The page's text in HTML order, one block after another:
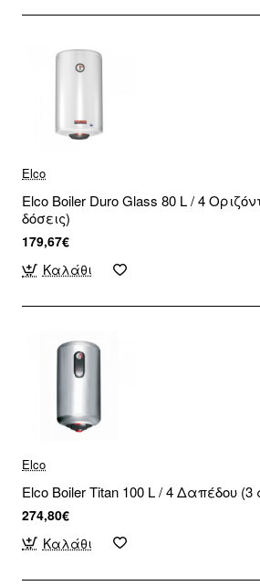
Elco
Elco Boiler Duro Glass 80 L / 4
δόσεις)
179,67€
Καλάθι
Elco
Elco Boiler Titan 100 L / 4 Δαπέδου (3
274,80€
Καλάθι